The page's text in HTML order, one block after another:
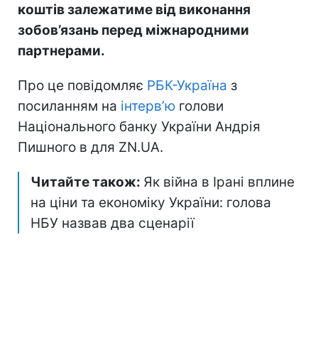
коштів залежатиме від виконання
зобов’язань перед міжнародними
партнерами.
Про це повідомляє РБК-Україна з
посиланням на інтерв’ю голови
Національного банку України Андрія
Пишного в для ZN.UA.
Читайте також: Як війна в Ірані вплине
на ціни та економіку України: голова
НБУ назвав два сценарії